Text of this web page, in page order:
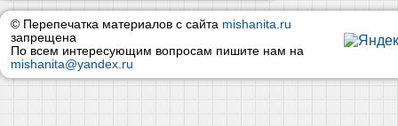
© Перепечатка материалов с сайта mishanita.ru
запрещена
По всем интересующим вопросам пишите нам на
mishanita@yandex.ru